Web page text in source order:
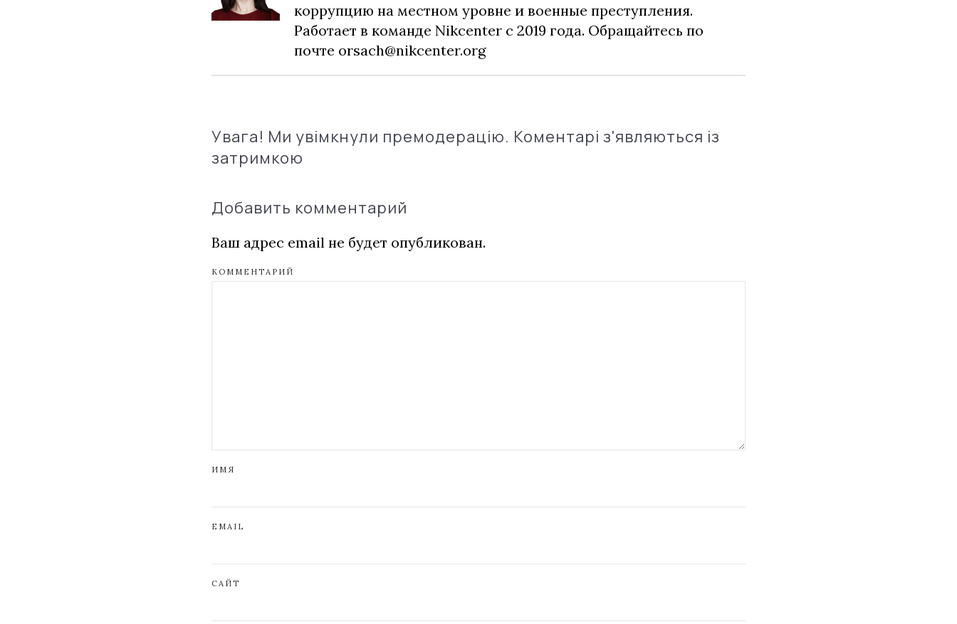
коррупцию на местном уровне и военные преступления.
Работает в команде Nikcenter с 2019 года. Обращайтесь по
почте orsach@nikcenter.org
Увага! Ми увімкнули премодерацію. Коментарі з'являються із
затримкою
Добавить комментарий
Ваш адрес email не будет опубликован.
КОММЕНТАРИЙ
ИМЯ
EMAIL
САЙТ